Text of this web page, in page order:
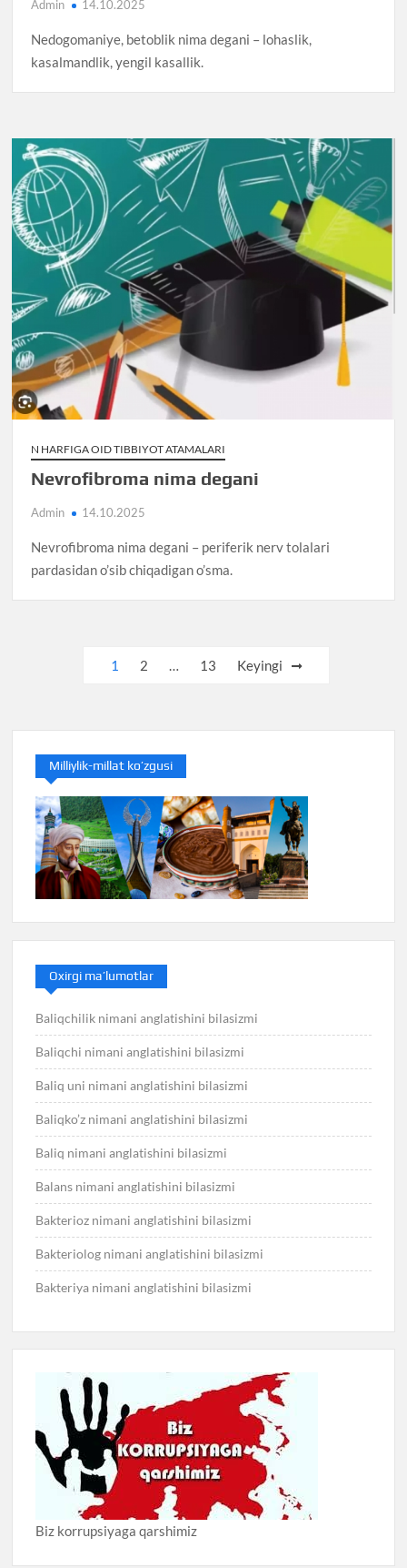
Admin 14.10.2025
Nedogomaniye, betoblik nima degani – lohaslik,
kasalmandlik, yengil kasallik.
N HARFIGA OID TIBBIYOT ATAMALARI
Nevrofibroma nima degani
Admin 14.10.2025
Nevrofibroma nima degani – periferik nerv tolalari
pardasidan o’sib chiqadigan o’sma.
1 2 … 13 Keyingi
Milliylik-millat ko’zgusi
Oxirgi ma’lumotlar
Baliqchilik nimani anglatishini bilasizmi
Baliqchi nimani anglatishini bilasizmi
Baliq uni nimani anglatishini bilasizmi
Baliqko’z nimani anglatishini bilasizmi
Baliq nimani anglatishini bilasizmi
Balans nimani anglatishini bilasizmi
Bakterioz nimani anglatishini bilasizmi
Bakteriolog nimani anglatishini bilasizmi
Bakteriya nimani anglatishini bilasizmi
Biz korrupsiyaga qarshimiz